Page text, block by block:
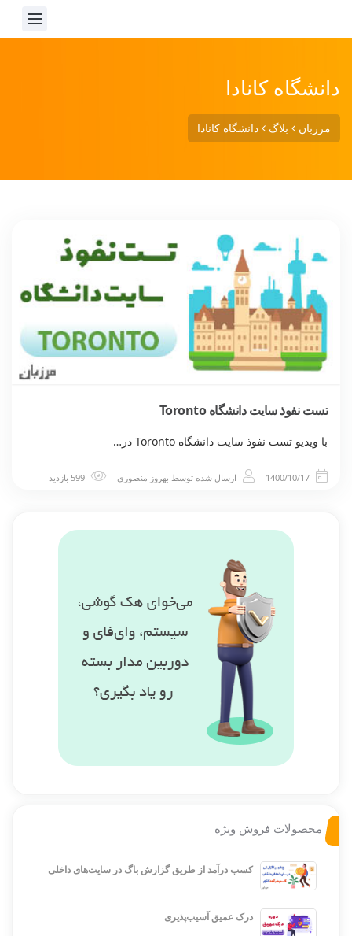
دانشگاه کانادا
مرزبان بلاگ دانشگاه کانادا
تست نفوذ سایت دانشگاه Toronto
با ویدیو تست نفوذ سایت دانشگاه Toronto در…
1400/10/17 ارسال شده توسط بهروز منصوری
محصولات فروش ویژه
کسب درآمد از طریق گزارش باگ در سایت‌های داخلی
درک عمیق آسیب‌پذیری